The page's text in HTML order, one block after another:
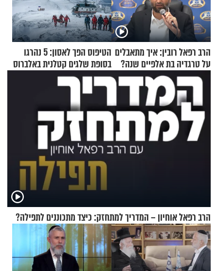
הרב רפאל רובין: איך מתאבלים
על טרגדיה בת אלפיים שנה?
הטיפוס הפך לאסון: 5 נהרגו
בסופת שלגים קטלנית באלברוס
הרב רפאל אוחיון – המדריך למתחזק: כיצד מתכוננים לתפילה?